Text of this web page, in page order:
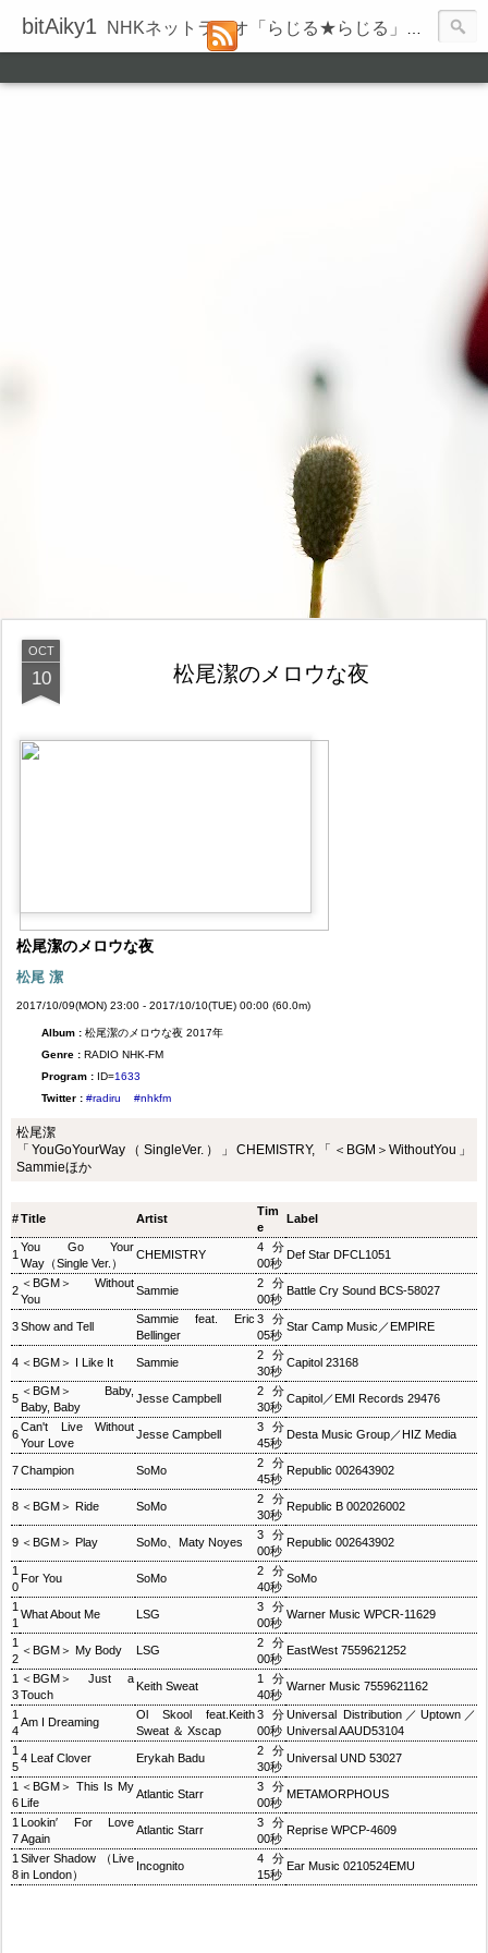
bitAiky1 NHKネットラジオ「らじる★らじる」の録音履歴
OCT
10 松尾潔のメロウな夜
松尾潔のメロウな夜
松尾 潔
2017/10/09(MON) 23:00 - 2017/10/10(TUE) 00:00 (60.0m)
Album : 松尾潔のメロウな夜 2017年
Genre : RADIO NHK-FM
Program : ID=1633
Twitter : #radiru #nhkfm
松尾潔
「YouGoYourWay（SingleVer.）」CHEMISTRY,「＜BGM＞WithoutYou」
Sammieほか
#Title Artist
Tim
e
Label
1
You Go Your
Way（Single Ver.）
CHEMISTRY
4分
00秒
Def Star DFCL1051
2
＜BGM＞ Without
You
Sammie
2分
00秒
Battle Cry Sound BCS-58027
3Show and Tell
Sammie feat. Eric
Bellinger
3分
05秒
Star Camp Music／EMPIRE
4 ＜BGM＞ I Like It Sammie
2分
30秒
Capitol 23168
5
＜BGM＞ Baby,
Baby, Baby
Jesse Campbell
2分
30秒
Capitol／EMI Records 29476
6
Can't Live Without
Your Love
Jesse Campbell
3分
45秒
Desta Music Group／HIZ Media
7Champion SoMo
2分
45秒
Republic 002643902
8 ＜BGM＞ Ride SoMo
2分
30秒
Republic B 002026002
9 ＜BGM＞ Play SoMo、Maty Noyes
3分
00秒
Republic 002643902
1
0
For You SoMo
2分
40秒
SoMo
1
1
What About Me LSG
3分
00秒
Warner Music WPCR-11629
1
2
＜BGM＞ My Body LSG
2分
00秒
EastWest 7559621252
1
3
＜BGM＞ Just a
Touch
Keith Sweat
1分
40秒
Warner Music 7559621162
1
4
Am I Dreaming
Ol Skool feat.Keith
Sweat ＆ Xscap
3分
00秒
Universal Distribution／Uptown／
Universal AAUD53104
1
5
4 Leaf Clover Erykah Badu
2分
30秒
Universal UND 53027
1
6
＜BGM＞ This Is My
Life
Atlantic Starr
3分
00秒
METAMORPHOUS
1
7
Lookin′ For Love
Again
Atlantic Starr
3分
00秒
Reprise WPCP-4609
1
8
Silver Shadow （Live
in London）
Incognito
4分
15秒
Ear Music 0210524EMU